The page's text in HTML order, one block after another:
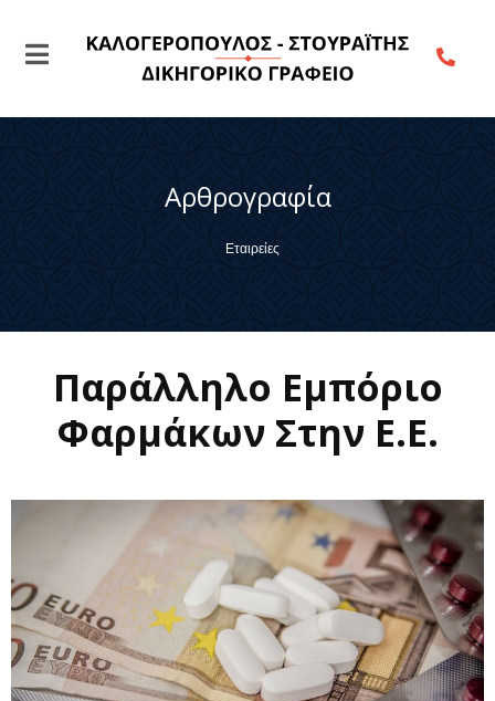
Αρθρογραφία
Εταιρείες
Παράλληλο Εμπόριο
Φαρμάκων Στην Ε.Ε.